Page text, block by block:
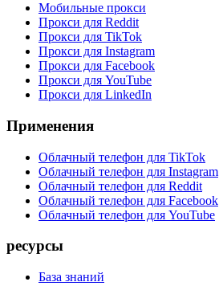
Мобильные прокси
Прокси для Reddit
Прокси для TikTok
Прокси для Instagram
Прокси для Facebook
Прокси для YouTube
Прокси для LinkedIn
Применения
Облачный телефон для TikTok
Облачный телефон для Instagram
Облачный телефон для Reddit
Облачный телефон для Facebook
Облачный телефон для YouTube
ресурсы
База знаний